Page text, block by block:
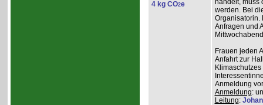
4 kg CO2e
handelt, muss
werden. Bei
Organisatorin.
Anfragen und
Frauen jeden
Anfahrt zur
Anmeldung
Anmeldung:
Leitung: